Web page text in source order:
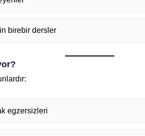
birebir dersler
egzersizleri